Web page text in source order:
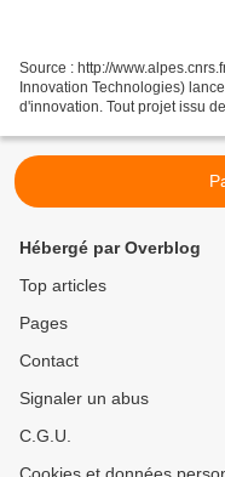
Source : http://
Innovation Technologies)
d'innovation. Tout projet issu
Hébergé par Overblog
Top articles
Pages
Contact
Signaler un abus
C.G.U.